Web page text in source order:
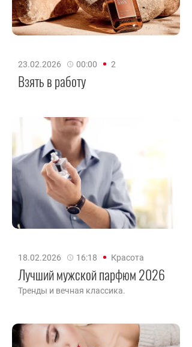
23.02.2026 00:00 2
Взять в работу
18.02.2026 16:18 Красота
Лучший мужской парфюм 2026
Тренды и вечная классика.